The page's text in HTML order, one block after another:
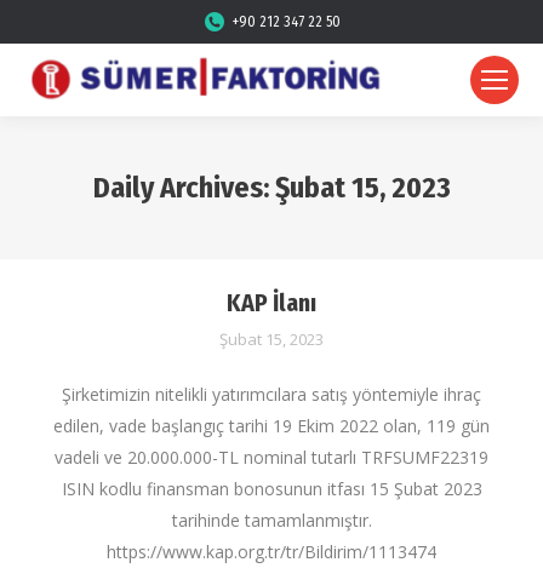
+90 212 347 22 50
Daily Archives:Şubat 15, 2023
KAP İlanı
Şubat 15, 2023
Şirketimizin nitelikli yatırımcılara satış yöntemiyle ihraç
edilen, vade başlangıç tarihi 19 Ekim 2022 olan, 119 gün
vadeli ve 20.000.000-TL nominal tutarlı TRFSUMF22319
ISIN kodlu finansman bonosunun itfası 15 Şubat 2023
tarihinde tamamlanmıştır.
https://www.kap.org.tr/tr/Bildirim/1113474